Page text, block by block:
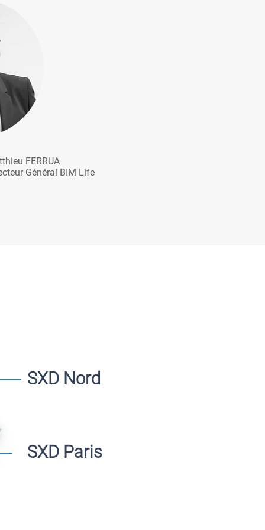
FERRUA
Général BIM Life
SXD Nord
SXD Paris